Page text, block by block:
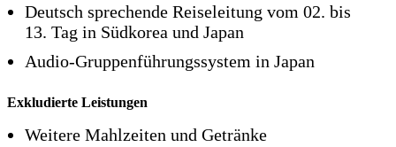
Deutsch sprechende Reiseleitung vom 02. bis
13. Tag in Südkorea und Japan
Audio-Gruppenführungssystem in Japan
Exkludierte Leistungen
Weitere Mahlzeiten und Getränke